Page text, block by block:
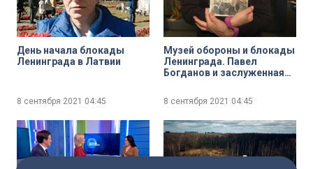
День начала блокады
Ленинграда в Латвии
8 сентября 2021 04:45
Музей обороны и блокады
Ленинграда. Павел
Богданов и заслуженная
Валентина Панина о
важности сохранения
8 сентября 2021 04:45